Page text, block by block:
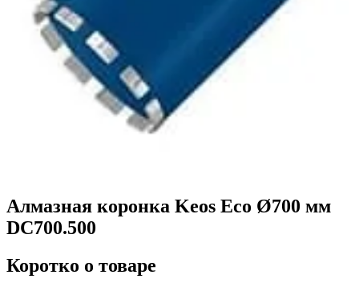
Алмазная коронка Keos Eco Ø700 мм
DC700.500
Коротко о товаре